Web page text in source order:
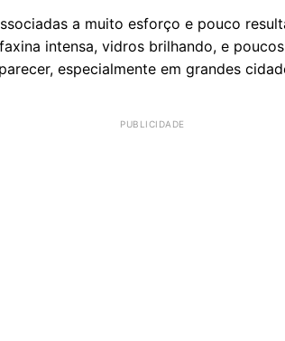
a muito esforço e pouco
intensa, vidros brilhando, e
especialmente em grandes